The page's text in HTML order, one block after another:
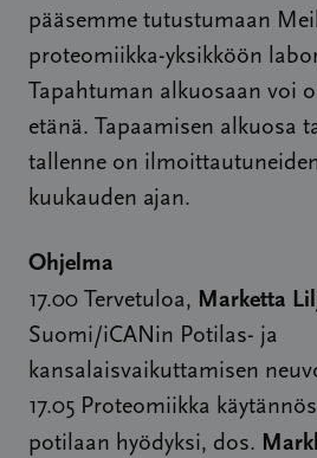
pääsemme tutustumaan
proteomiikka-yksikköön
Tapahtuman alkuosaan voi
etänä. Tapaamisen alkuosa
tallenne on
kuukauden ajan.
Ohjelma
17.00 Tervetuloa, Marketta
Suomi/iCANin Potilas- ja
kansalaisvaikuttamisen
17.05 Proteomiikka
potilaan hyödyksi, dos.